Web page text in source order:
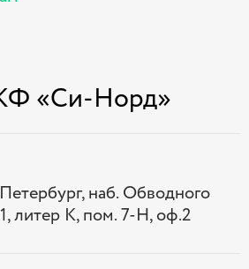
«Си-Норд»
наб. Обводного
литер К, пом. 7-Н, оф.2